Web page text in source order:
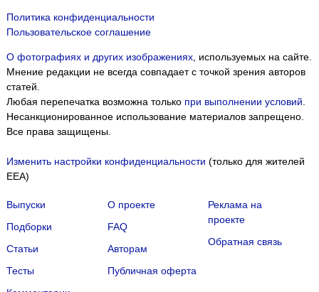
Политика конфиденциальности
Пользовательское соглашение
О фотографиях и других изображениях, используемых на сайте.
Мнение редакции не всегда совпадает с точкой зрения авторов
статей.
Любая перепечатка возможна только при выполнении условий
Несанкционированное использование материалов запрещено.
Все права защищены.
Изменить настройки конфиденциальности (только для жителей
EEA)
Выпуски
Подборки
Статьи
Тесты
О проекте
FAQ
Авторам
Публичная оферта
Реклама на
проекте
Обратная связь